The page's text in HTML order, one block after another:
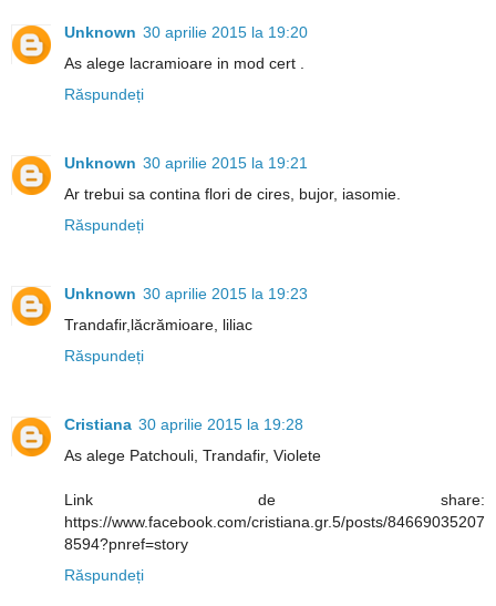
Unknown 30 aprilie 2015 la 19:20
As alege lacramioare in mod cert .
Răspundeți
Unknown 30 aprilie 2015 la 19:21
Ar trebui sa contina flori de cires, bujor, iasomie.
Răspundeți
Unknown 30 aprilie 2015 la 19:23
Trandafir,lăcrămioare, liliac
Răspundeți
Cristiana 30 aprilie 2015 la 19:28
As alege Patchouli, Trandafir, Violete
Link de share:
https://www.facebook.com/cristiana.gr.5/posts/84669035207
8594?pnref=story
Răspundeți